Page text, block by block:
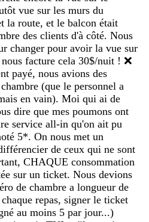
vue sur les murs du
la route, et le balcon était
des clients d'à côté. Nous
changer pour avoir la vue sur
facture cela 30$/nuit ! ❌️
payé, nous avions des
(que le personnel a
en vain). Moi qui ai de
dire que mes poumons ont
service all-in qu'on ait pu
5*. On nous met un
de ceux qui ne sont
CHAQUE consommation
sur un ticket. Nous devions
de chambre a longueur de
repas, signer le ticket
au moins 5 par jour...)